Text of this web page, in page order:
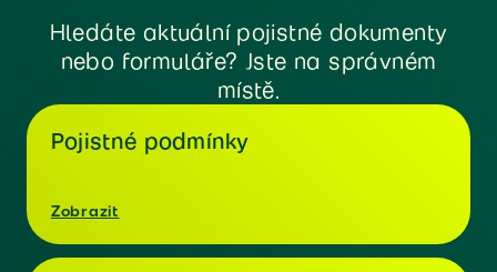
Hledáte aktuální pojistné dokumenty
nebo formuláře? Jste na správném
místě.
Pojistné podmínky
Zobrazit